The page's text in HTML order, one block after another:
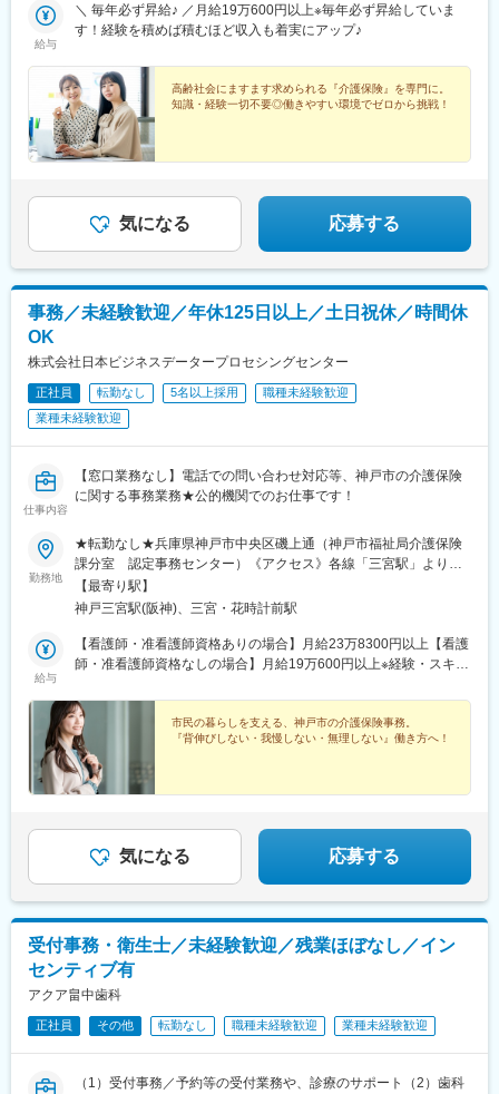
給与
＼ 毎年必ず昇給♪ ／月給19万600円以上※毎年必ず昇給していま
す！経験を積めば積むほど収入も着実にアップ♪
高齢社会にますます求められる『介護保険』を専門に。
知識・経験一切不要◎働きやすい環境でゼロから挑戦！
気になる 応募する
事務／未経験歓迎／年休125日以上／土日祝休／時間休
OK
株式会社日本ビジネスデータープロセシングセンター
正社員 転勤なし 5名以上採用
職種未経験歓迎
業種未経験歓迎
仕事内容
【窓口業務なし】電話での問い合わせ対応等、神戸市の介護保険
に関する事務業務★公的機関でのお仕事です！
勤務地
★転勤なし★兵庫県神戸市中央区磯上通（神戸市福祉局介護保険
課分室 認定事務センター）《アクセス》各線「三宮駅」より徒
歩12～13分※受動喫煙対策：屋内禁煙
【最寄り駅】
神戸三宮駅(阪神)、三宮・花時計前駅
給与
【看護師・准看護師資格ありの場合】月給23万8300円以上【看護
師・准看護師資格なしの場合】月給19万600円以上※経験・スキル
むほど収入も着実にアップ！
市民の暮らしを支える、神戸市の介護保険事務。
『背伸びしない・我慢しない・無理しない』働き方へ！
気になる 応募する
受付事務・衛生士／未経験歓迎／残業ほぼなし／イン
センティブ有
アクア畠中歯科
正社員 その他 転勤なし 職種未経験歓迎 業種未経験歓迎
（1）受付事務／予約等の受付業務や、診療のサポート（2）歯科